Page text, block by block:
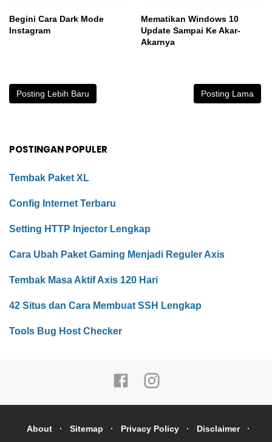
Begini Cara Dark Mode
Instagram
Mematikan Windows 10
Update Sampai Ke Akar-
Akarnya
Posting Lebih Baru Posting Lama
POSTINGAN POPULER
Tembak Paket XL
Config Internet Terbaru
Setting HTTP Injector Lengkap
Cara Ubah Paket Gaming Menjadi Reguler Axis
Tembak Masa Aktif Axis 120 Hari
42 Situs dan Cara Membuat SSH Lengkap
Tools Bug Host Checker
About Sitemap Privacy Policy
Disclaimer